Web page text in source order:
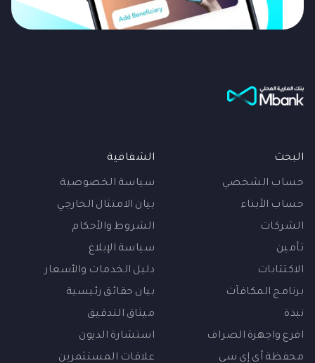
البحث
حساب الشخصي
حساب الأبناء
الشركات
تأمين
الاكتتابات
برنامج المكافآت
نبذة
افرع واجهزة الصراف
محفظة آي إي سي
الشفافية
سياسة الخصوصية
بيان الامتثال الخارجي
الشروط والأحكام
سياسة الإبلاغ
دليل الخدمات والأسعار
بيان حقائق رئيسية
ميثاق التدقيق
استشارة الديون
علاقات المستثمرين